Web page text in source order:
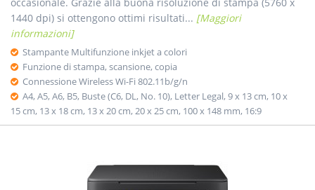
1440 dpi) si ottengono ottimi risultati... [Maggiori
informazioni]
Stampante Multifunzione inkjet a colori
Funzione di stampa, scansione, copia
Connessione Wireless Wi-Fi 802.11b/g/n
A4, A5, A6, B5, Buste (C6, DL, No. 10), Letter Legal, 9 x 13 cm, 10 x
15 cm, 13 x 18 cm, 13 x 20 cm, 20 x 25 cm, 100 x 148 mm, 16:9